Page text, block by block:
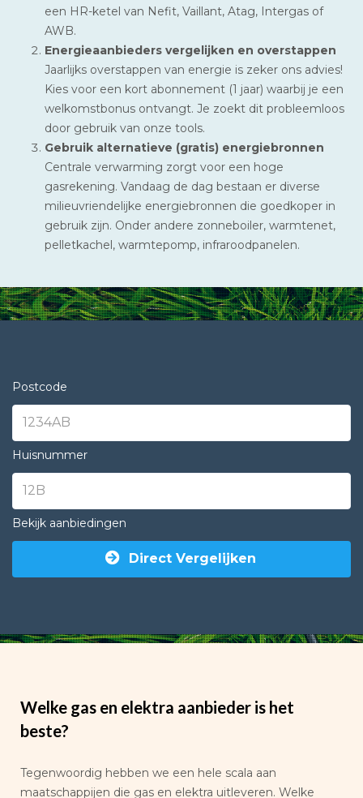
een HR-ketel van Nefit, Vaillant, Atag, Intergas of
AWB.
Energieaanbieders vergelijken en overstappen
Jaarlijks overstappen van energie is zeker ons advies!
Kies voor een kort abonnement (1 jaar) waarbij je een
welkomstbonus ontvangt. Je zoekt dit probleemloos
door gebruik van onze tools.
Gebruik alternatieve (gratis) energiebronnen
Centrale verwarming zorgt voor een hoge
gasrekening. Vandaag de dag bestaan er diverse
milieuvriendelijke energiebronnen die goedkoper in
gebruik zijn. Onder andere zonneboiler, warmtenet,
pelletkachel, warmtepomp, infraroodpanelen.
Postcode
Huisnummer
Bekijk aanbiedingen
Direct Vergelijken
Welke gas en elektra aanbieder is het
beste?
Tegenwoordig hebben we een hele scala aan
maatschappijen die gas en elektra uitleveren. Welke